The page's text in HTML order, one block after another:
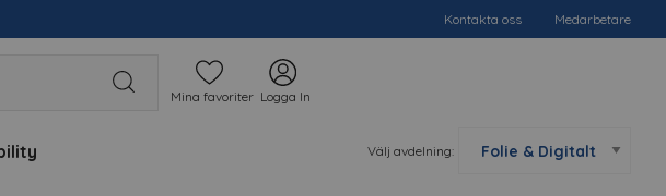
Kontakta oss Medarbetare
Mina favoriter Logga In
Välj avdelning: